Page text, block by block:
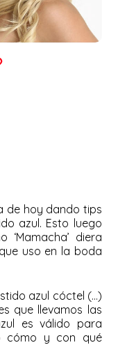
de hoy dando tips
azul. Esto luego
‘Mamacha’ diera
uso en la boda
azul cóctel (…)
que llevamos las
es válido para
cómo y con qué